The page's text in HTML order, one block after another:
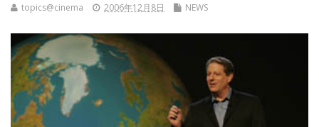
topics@cinema 2006年12月8日 NEWS